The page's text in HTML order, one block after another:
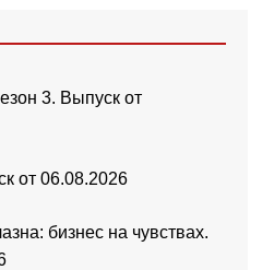
3. Выпуск от
от 06.08.2026
бизнес на чувствах.